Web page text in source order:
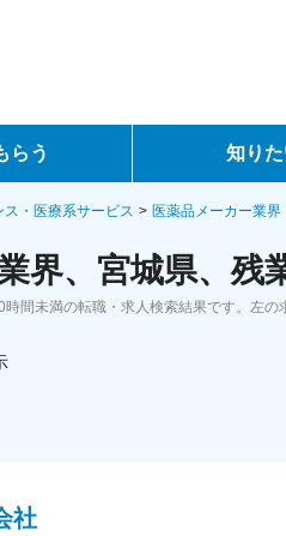
らう 知り
転職ノウハウ
データで見る転
・医療系サービス 医薬品メーカー業界
界、宮城県、
間未満の転職・求人検索結果です。左の
社